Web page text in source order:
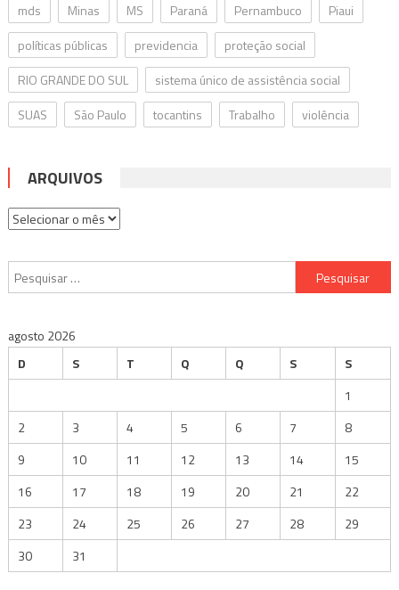
mds
Minas MS Paraná Pernambuco
Piaui
políticas públicas
previdencia
proteção social
RIO GRANDE DO SUL
sistema único de assistência social
SUAS
São Paulo tocantins Trabalho violência
ARQUIVOS
Arquivos
Pesquisar
por:
agosto 2026
D
S T Q Q S
S
1
2
3 4 5 6 7
8
9
10 11 12 13 14
15
16
17 18 19 20 21
22
23
24 25 26 27 28
29
30
31